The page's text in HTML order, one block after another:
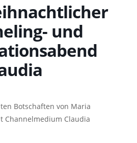
und
Botschaften von Maria
Channelmedium Claudia